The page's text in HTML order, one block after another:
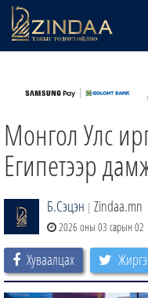
ТВ8
ӨГЛӨӨНИЙ СОНИН
Монгол Улс
Египетээр
Б.Сэцэн | Zindaa.mn
2026 оны 03 сарын 02
Хуваалцах